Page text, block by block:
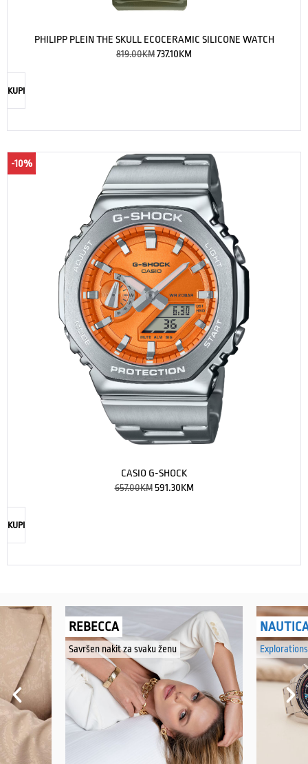
PHILIPP PLEIN THE SKULL ECOCERAMIC SILICONE WATCH
819.00KM737.10KM
KUPI
-10%
CASIO G-SHOCK
657.00KM 591.30KM
KUPI
REBECCA
Savršen nakit za svaku ženu